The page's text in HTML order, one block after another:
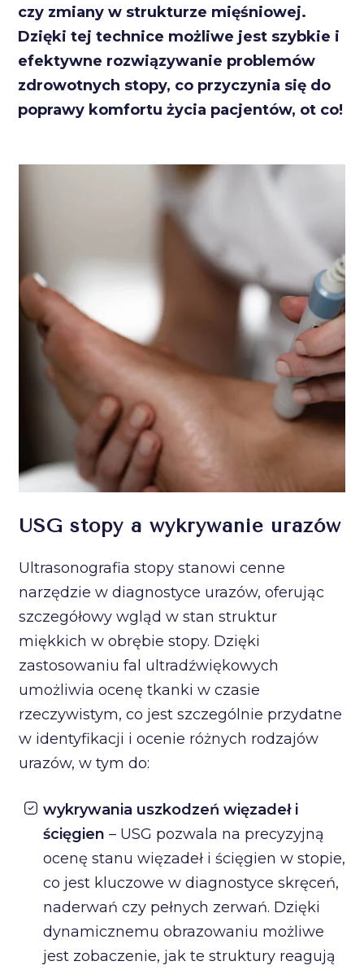
czy zmiany w strukturze mięśniowej.
Dzięki tej technice możliwe jest szybkie i
efektywne rozwiązywanie problemów
zdrowotnych stopy, co przyczynia się do
poprawy komfortu życia pacjentów, ot co!
USG stopy a wykrywanie urazów
Ultrasonografia stopy stanowi cenne
narzędzie w diagnostyce urazów, oferując
szczegółowy wgląd w stan struktur
miękkich w obrębie stopy. Dzięki
zastosowaniu fal ultradźwiękowych
umożliwia ocenę tkanki w czasie
rzeczywistym, co jest szczególnie przydatne
w identyfikacji i ocenie różnych rodzajów
urazów, w tym do:
wykrywania uszkodzeń więzadeł i
ścięgien – USG pozwala na precyzyjną
ocenę stanu więzadeł i ścięgien w stopie,
co jest kluczowe w diagnostyce skręceń,
naderwań czy pełnych zerwań. Dzięki
dynamicznemu obrazowaniu możliwe
jest zobaczenie, jak te struktury reagują